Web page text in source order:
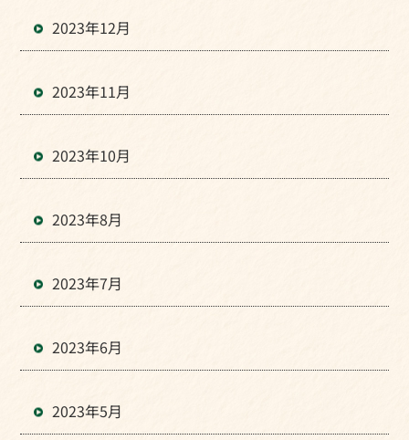
2023年12月
2023年11月
2023年10月
2023年8月
2023年7月
2023年6月
2023年5月